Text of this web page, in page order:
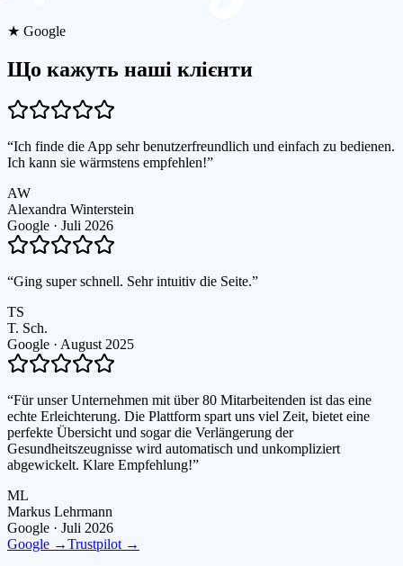
★ Google
Що кажуть наші клієнти
“Ich finde die App sehr benutzerfreundlich und einfach zu bedienen.
Ich kann sie wärmstens empfehlen!”
AW
Alexandra Winterstein
Google · Juli 2026
“Ging super schnell. Sehr intuitiv die Seite.”
TS
T. Sch.
Google · August 2025
“Für unser Unternehmen mit über 80 Mitarbeitenden ist das eine
echte Erleichterung. Die Plattform spart uns viel Zeit, bietet eine
perfekte Übersicht und sogar die Verlängerung der
Gesundheitszeugnisse wird automatisch und unkompliziert
abgewickelt. Klare Empfehlung!”
ML
Markus Lehrmann
Google · Juli 2026
Google →Trustpilot →